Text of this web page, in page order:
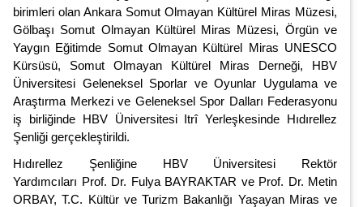
birimleri olan Ankara Somut Olmayan Kültürel Miras Müzesi,
Gölbaşı Somut Olmayan Kültürel Miras Müzesi, Örgün ve
Yaygın Eğitimde Somut Olmayan Kültürel Miras UNESCO
Kürsüsü, Somut Olmayan Kültürel Miras Derneği, HBV
Üniversitesi Geleneksel Sporlar ve Oyunlar Uygulama ve
Araştırma Merkezi ve Geleneksel Spor Dalları Federasyonu
iş birliğinde HBV Üniversitesi Itrî Yerleşkesinde Hıdırellez
Şenliği gerçekleştirildi.
Hıdırellez Şenliğine HBV Üniversitesi Rektör
Yardımcıları Prof. Dr. Fulya BAYRAKTAR ve Prof. Dr. Metin
ORBAY, T.C. Kültür ve Turizm Bakanlığı Yaşayan Miras ve